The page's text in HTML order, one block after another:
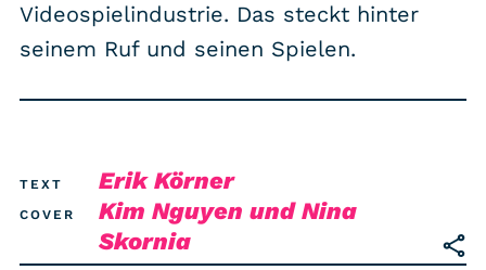
COMMUNITY
Unterstützen
Videospielindustrie. Das steckt hinter
seinem Ruf und seinen Spielen.
TEXT Erik Körner
COVER Kim Nguyen und Nina
Skornia